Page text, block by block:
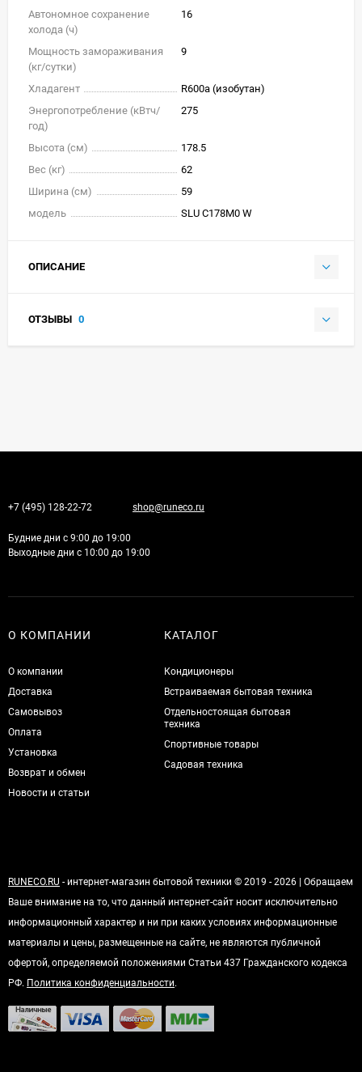
Автономное сохранение
холода (ч)
16
Мощность замораживания
(кг/cутки)
9
Хладагент
R600a (изобутан)
Энергопотребление (кВтч/
год)
275
Высота (см)
178.5
Вес (кг)
62
Ширина (см)
59
модель
SLU C178M0 W
ОПИСАНИЕ
ОТЗЫВЫ 0
+7 (495) 128-22-72 shop@runeco.ru
Будние дни с 9:00 до 19:00
Выходные дни с 10:00 до 19:00
О КОМПАНИИ
О компании
Доставка
Самовывоз
Оплата
Установка
Возврат и обмен
Новости и статьи
КАТАЛОГ
Кондиционеры
Встраиваемая бытовая техника
Отдельностоящая бытовая
техника
Спортивные товары
Садовая техника
RUNECO.RU - интернет-магазин бытовой техники © 2019 - 2026 | Обращаем
Ваше внимание на то, что данный интернет-сайт носит исключительно
информационный характер и ни при каких условиях информационные
материалы и цены, размещенные на сайте, не являются публичной
офертой, определяемой положениями Статьи 437 Гражданского кодекса
РФ. Политика конфиденциальности.